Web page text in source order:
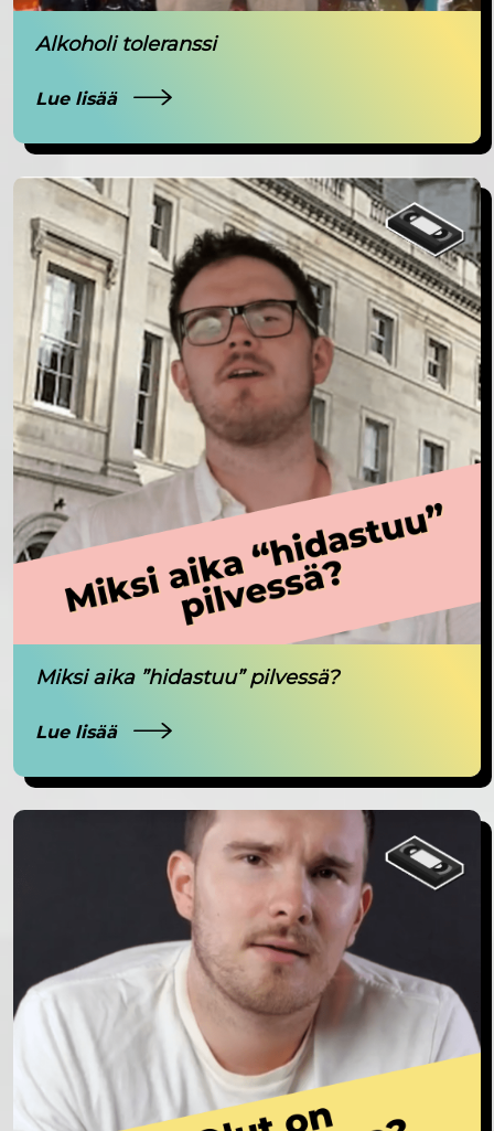
Alkoholi toleranssi
Lue lisää
Miksi aika ”hidastuu” pilvessä?
Lue lisää